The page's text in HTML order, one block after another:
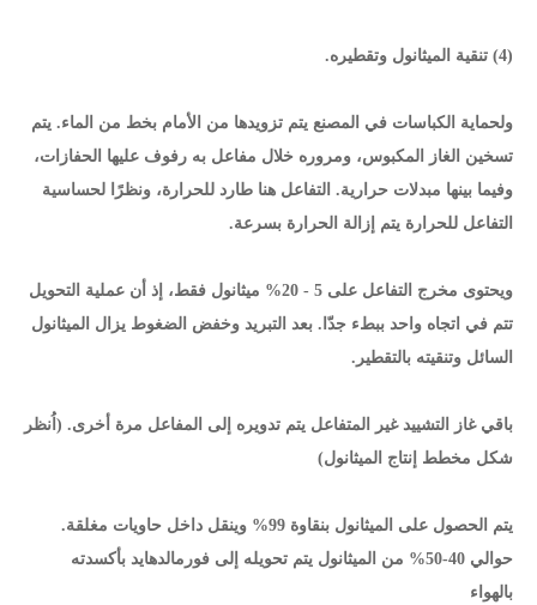
(4) تنقية الميثانول وتقطيره.
ولحماية الكباسات في المصنع يتم تزويدها من الأمام بخط من الماء. يتم
تسخين الغاز المكبوس، ومروره خلال مفاعل به رفوف عليها الحفازات،
وفيما بينها مبدلات حرارية. التفاعل هنا طارد للحرارة، ونظرًا لحساسية
التفاعل للحرارة يتم إزالة الحرارة بسرعة.
ويحتوى مخرج التفاعل على 5 - 20% ميثانول فقط، إذ أن عملية التحويل
تتم في اتجاه واحد ببطء جدّا. بعد التبريد وخفض الضغوط يزال الميثانول
السائل وتنقيته بالتقطير.
باقي غاز التشييد غير المتفاعل يتم تدويره إلى المفاعل مرة أخرى. (اُنظر
شكل مخطط إنتاج الميثانول)
يتم الحصول على الميثانول بنقاوة 99% وينقل داخل حاويات مغلقة.
حوالي 40-50% من الميثانول يتم تحويله إلى فورمالدهايد بأكسدته
بالهواء